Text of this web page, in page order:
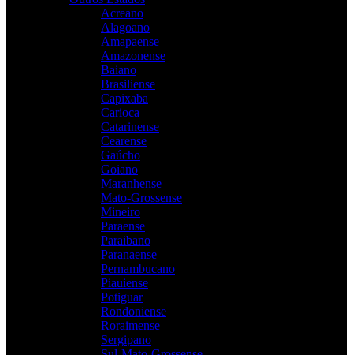
Acreano
Alagoano
Amapaense
Amazonense
Baiano
Brasiliense
Capixaba
Carioca
Catarinense
Cearense
Gaúcho
Goiano
Maranhense
Mato-Grossense
Mineiro
Paraense
Paraibano
Paranaense
Pernambucano
Piauiense
Potiguar
Rondoniense
Roraimense
Sergipano